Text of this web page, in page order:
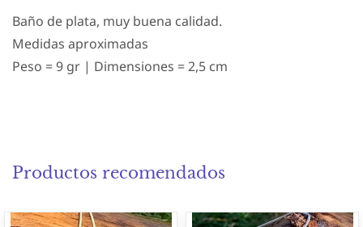
Baño de plata, muy buena calidad.
Medidas aproximadas
Peso = 9 gr | Dimensiones = 2,5 cm
Productos recomendados